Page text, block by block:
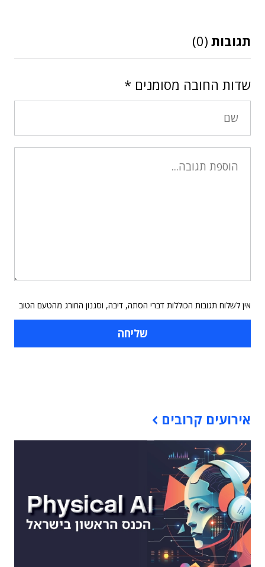
תגובות (0)
שדות החובה מסומנים *
אין לשלוח תגובות הכוללות דברי הסתה, דיבה, וסגנון החורג מהטעם הטוב
אירועים קרובים